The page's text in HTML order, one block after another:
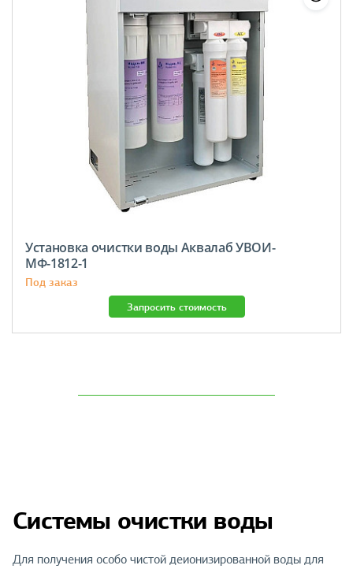
Установка очистки воды Аквалаб УВОИ-
МФ-1812-1
Под заказ
Запросить стоимость
Системы очистки воды
Для получения особо чистой деионизированной воды для